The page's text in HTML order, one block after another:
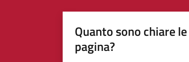
Quanto sono chiare
pagina?